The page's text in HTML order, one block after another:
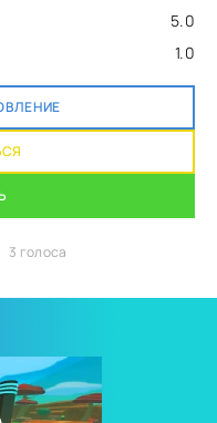
5.0
1.0
3 голоса